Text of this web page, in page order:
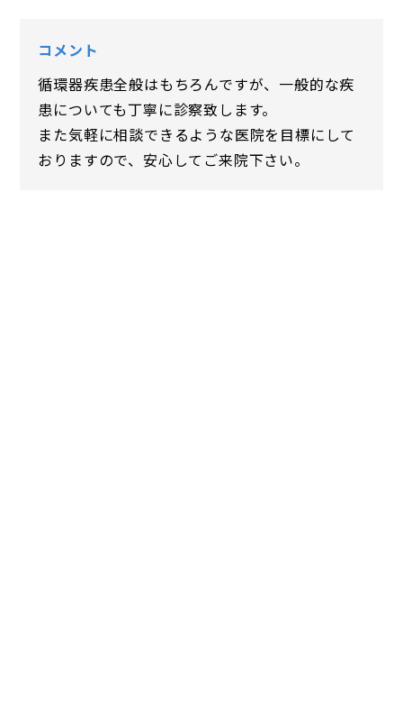
コメント
循環器疾患全般はもちろんですが、一般的な疾
患についても丁寧に診察致します。
また気軽に相談できるような医院を目標にして
おりますので、安心してご来院下さい。